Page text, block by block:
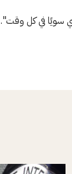
سويًا في كل وقت".